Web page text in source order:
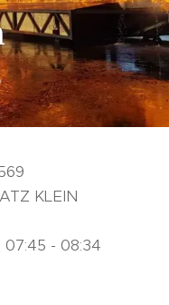
KLEIN
07:45 - 08:34